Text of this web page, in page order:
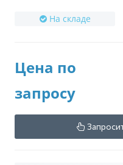
На складе
Цена по
запросу